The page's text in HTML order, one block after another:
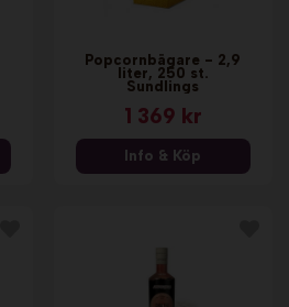
Popcornbägare - 2,9
liter, 250 st.
Sundlings
1 369 kr
Info & Köp